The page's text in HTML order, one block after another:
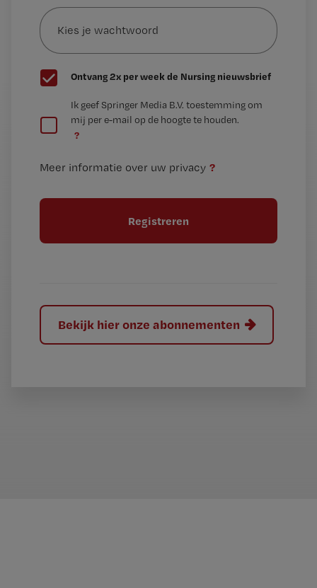
mailadres?
Kies
je
wachtwoord
G
e
t
Ontvang 2x per week de Nursing nieuwsbrief
e
t
l
Ik geef Springer Media B.V. toestemming om
mij per e-mail op de hoogte te houden.
?
Meer informatie over uw privacy ?
Bekijk hier onze abonnementen